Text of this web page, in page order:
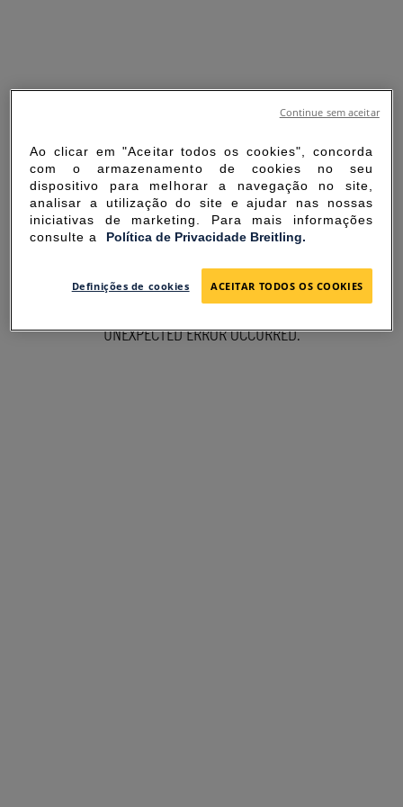
SORRY FOR THE
INCONVENIENCE
UNEXPECTED ERROR OCCURRED.
Ao clicar em "Aceitar todos os cookies", concorda
com o armazenamento de cookies no seu
dispositivo para melhorar a navegação no site,
analisar a utilização do site e ajudar nas nossas
iniciativas de marketing. Para mais informações
consulte a
Política de Privacidade Breitling.
Definições de cookies ACEITAR TODOS OS COOKIES
Continue sem aceitar